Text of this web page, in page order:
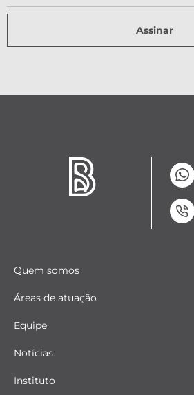
Assinar
Quem somos
Áreas de atuação
Equipe
Notícias
Instituto